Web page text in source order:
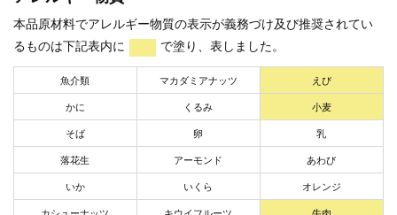
本品原材料でアレルギー物質の表示が義務づけ及び推奨されてい
るものは下記表内に
で塗り、表しました。
魚介類 マカダミアナッツ えび
かに くるみ 小麦
そば 卵 乳
落花生 アーモンド あわび
いか いくら オレンジ